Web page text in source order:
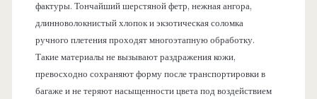
фактуры. Тончайший шерстяной фетр, нежная ангора,
длинноволокнистый хлопок и экзотическая соломка
ручного плетения проходят многоэтапную обработку.
Такие материалы не вызывают раздражения кожи,
превосходно сохраняют форму после транспортировки в
багаже и не теряют насыщенности цвета под воздействием